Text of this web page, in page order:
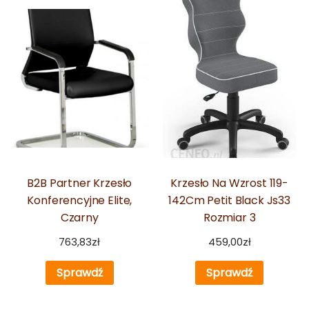
B2B Partner Krzesło
Konferencyjne Elite,
Czarny
763,83zł
Sprawdź
Krzesło Na Wzrost 119-
142Cm Petit Black Js33
Rozmiar 3
459,00zł
Sprawdź